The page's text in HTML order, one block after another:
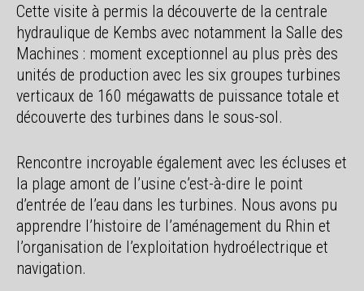
Cette visite à permis la découverte de la centrale
hydraulique de Kembs avec notamment la Salle des
Machines : moment exceptionnel au plus près des
unités de production avec les six groupes turbines
verticaux de 160 mégawatts de puissance totale et
découverte des turbines dans le sous-sol.
Rencontre incroyable également avec les écluses et
la plage amont de l’usine c’est-à-dire le point
d’entrée de l’eau dans les turbines. Nous avons pu
apprendre l’histoire de l’aménagement du Rhin et
l’organisation de l’exploitation hydroélectrique et
navigation.